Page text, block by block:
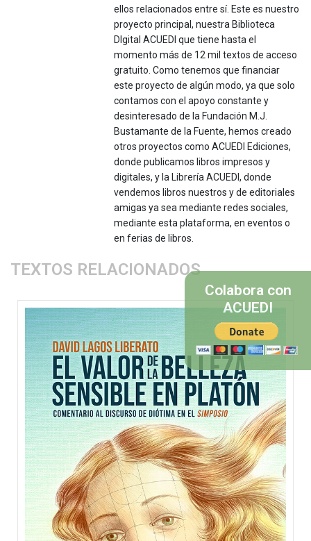
ellos relacionados entre sí. Este es nuestro
proyecto principal, nuestra Biblioteca
DIgital ACUEDI que tiene hasta el
momento más de 12 mil textos de acceso
gratuito. Como tenemos que financiar
este proyecto de algún modo, ya que solo
contamos con el apoyo constante y
desinteresado de la Fundación M.J.
Bustamante de la Fuente, hemos creado
otros proyectos como ACUEDI Ediciones,
donde publicamos libros impresos y
digitales, y la Librería ACUEDI, donde
vendemos libros nuestros y de editoriales
amigas ya sea mediante redes sociales,
mediante esta plataforma, en eventos o
en ferias de libros.
TEXTOS RELACIONADOS
Colabora con
ACUEDI